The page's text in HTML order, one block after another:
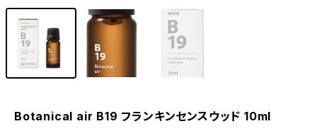
Botanical air B19 フランキンセンスウッド 10ml